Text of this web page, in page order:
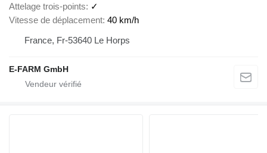
Attelage trois-points
✓
Vitesse de déplacement 40 km/h
France, Fr-53640 Le Horps
E-FARM GmbH